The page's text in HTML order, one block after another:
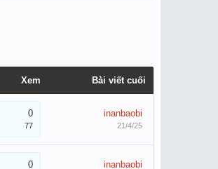
Xem Bài viết cuối
0
77
inanbaobi
21/4/25
0 inanbaobi